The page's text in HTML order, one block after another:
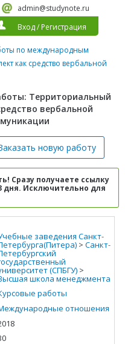
admin@studynote.ru
Вход/ Регистрация
по международным
как средство вербальной
Территориальный
вербальной
новую работу
Сразу получаете ссылку
дня. Исключительно для
заведения Санкт-
> Санкт-
(СПБГУ) >
школа менеджмента
работы
отношения